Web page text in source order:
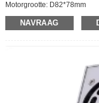
Motorgrootte: D82*78mm
Uitgangssnelheid: 10 RPM
Spanning: AC220V
Verpakking: 30 stuks/doos
Uitgaande schacht:
Isolatieklasse: E-klasse
NAVRAAG